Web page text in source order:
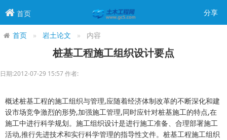
首页 分享
首页 岩土论文 内容
桩基工程施工组织设计要点
日期:2012-07-29 15:57 作者:
概述桩基工程的施工组织与管理,应随着经济体制改革的不断深化和建
设市场竞争激烈的形势,加强施工管理,同时应针对桩基施工的特点,在
施工中进行科学规划。施工组织设计是进行施工准备、合理部署施工
活动,推行先进技术和实行科学管理的指导性文件。桩基工程施工组织